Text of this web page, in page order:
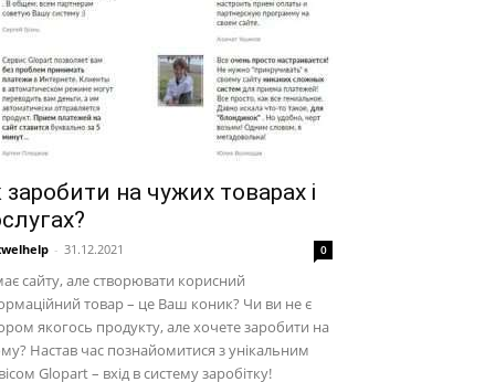
заробити на чужих товарах і
- 31.12.2021 0
сайту, але створювати корисний
товар – це Ваш коник? Чи ви не є
якогось продукту, але хочете заробити на
Настав час познайомитися з унікальним
Glopart – вхід в систему заробітку!